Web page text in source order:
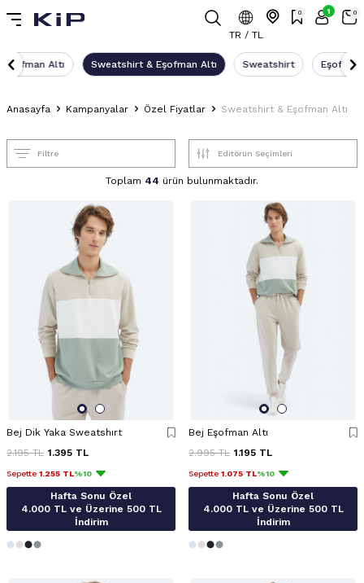
TR / TL
0 1 0
Eşofman Altı Sweatshirt & Eşofman Altı Sweatshirt Eşofman
Anasayfa Kampanyalar Özel Fiyatlar Sweatshirt & Eşofman Altı
Filtre
Toplam 44 ürün bulunmaktadır.
Bej Dik Yaka Sweatshırt
2.195TL 1.395 TL
Sepette 1.255 TL%10
Hafta Sonu Özel
4.000 TL ve Üzerine 500 TL
İndirim
Bej Eşofman Altı
2.995TL 1.195 TL
Sepette 1.075 TL%10
Hafta Sonu Özel
4.000 TL ve Üzerine 500 TL
İndirim